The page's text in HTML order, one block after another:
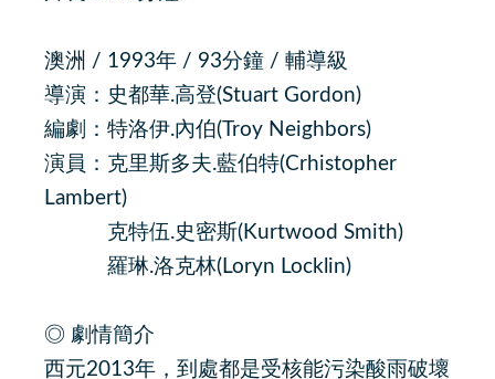
澳洲 / 1993年 / 93分鐘 / 輔導級
導演：史都華.高登(Stuart Gordon)
編劇：特洛伊.內伯(Troy Neighbors)
演員：克里斯多夫.藍伯特(Crhistopher
Lambert)
克特伍.史密斯(Kurtwood Smith)
羅琳.洛克林(Loryn Locklin)
◎ 劇情簡介
西元2013年，到處都是受核能污染酸雨破壞